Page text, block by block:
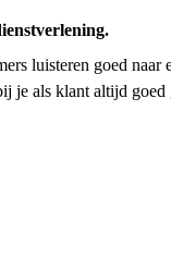
luisteren goed naar
je als klant altijd